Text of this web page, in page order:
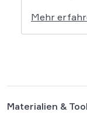
einen
Geldstrafe
Mehr
Materialien &